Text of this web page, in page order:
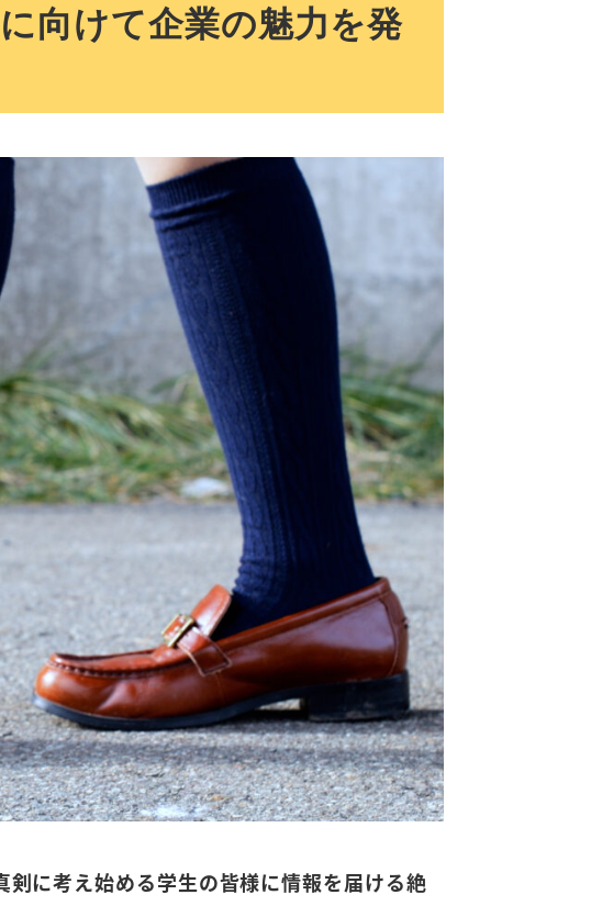
向けて企業の魅力を発
剣に考え始める学生の皆様に情報を届ける絶